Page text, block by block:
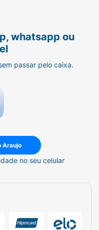
whatsapp ou
passar pelo caixa.
Araujo
no seu celular